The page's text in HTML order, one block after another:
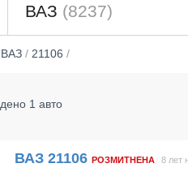
ВАЗ (8237)
ВАЗ/ 21106 /
1 авто
ВАЗ 21106 РОЗМИТНЕНА 8 лет